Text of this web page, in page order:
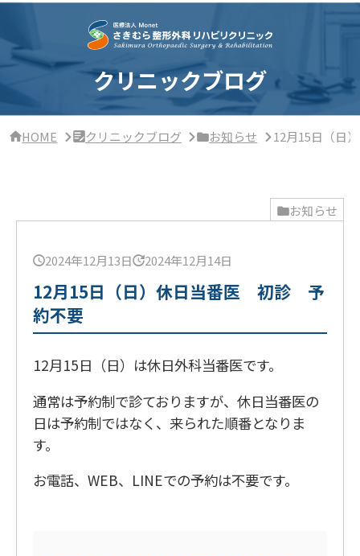
サ
ド
ー・
クリニックブログ
HOME クリニックブログ お知らせ 12月15日（日
お知らせ
2024年12月13日 2024年12月14日
12月15日（日）休日当番医 初診 予
約不要
12月15日（日）は休日外科当番医です。
通常は予約制で診ておりますが、休日当番医の
日は予約制ではなく、来られた順番となりま
す。
お電話、WEB、LINEでの予約は不要です。